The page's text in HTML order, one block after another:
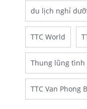
du lịch nghỉ
TTC World
Thung lũng tình
TTC Van Phong